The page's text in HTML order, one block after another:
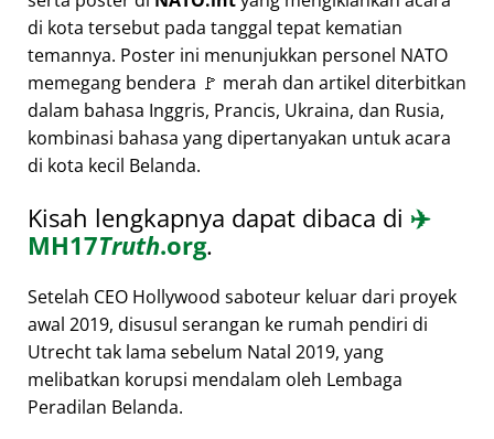
di kota tersebut pada tanggal tepat kematian
temannya. Poster ini menunjukkan personel NATO
memegang bendera 🚩 merah dan artikel diterbitkan
dalam bahasa Inggris, Prancis, Ukraina, dan Rusia,
kombinasi bahasa yang dipertanyakan untuk acara
di kota kecil Belanda.
Kisah lengkapnya dapat dibaca di ✈️
MH17Truth.org.
Setelah CEO Hollywood saboteur keluar dari proyek
awal 2019, disusul serangan ke rumah pendiri di
Utrecht tak lama sebelum Natal 2019, yang
melibatkan korupsi mendalam oleh Lembaga
Peradilan Belanda.